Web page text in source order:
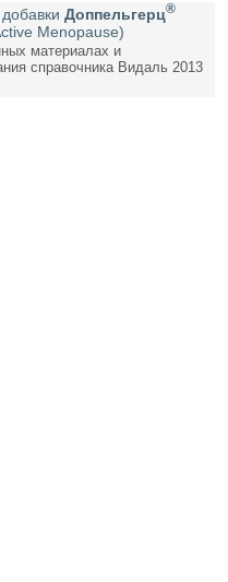
Доппельгерц®
Menopause)
материалах и
справочника Видаль 2013